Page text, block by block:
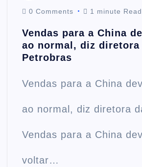
0 Comments 1 minute Read
Vendas para a China
ao normal, diz diretora
Petrobras
Vendas para a China
ao normal, diz diretora
Vendas para a China
voltar…